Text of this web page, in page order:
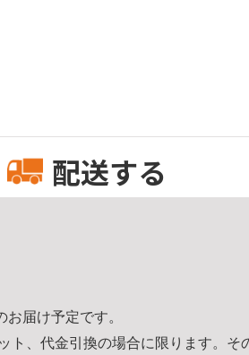
配送する
届け予定です。
ト、代金引換の場合に限ります。そ